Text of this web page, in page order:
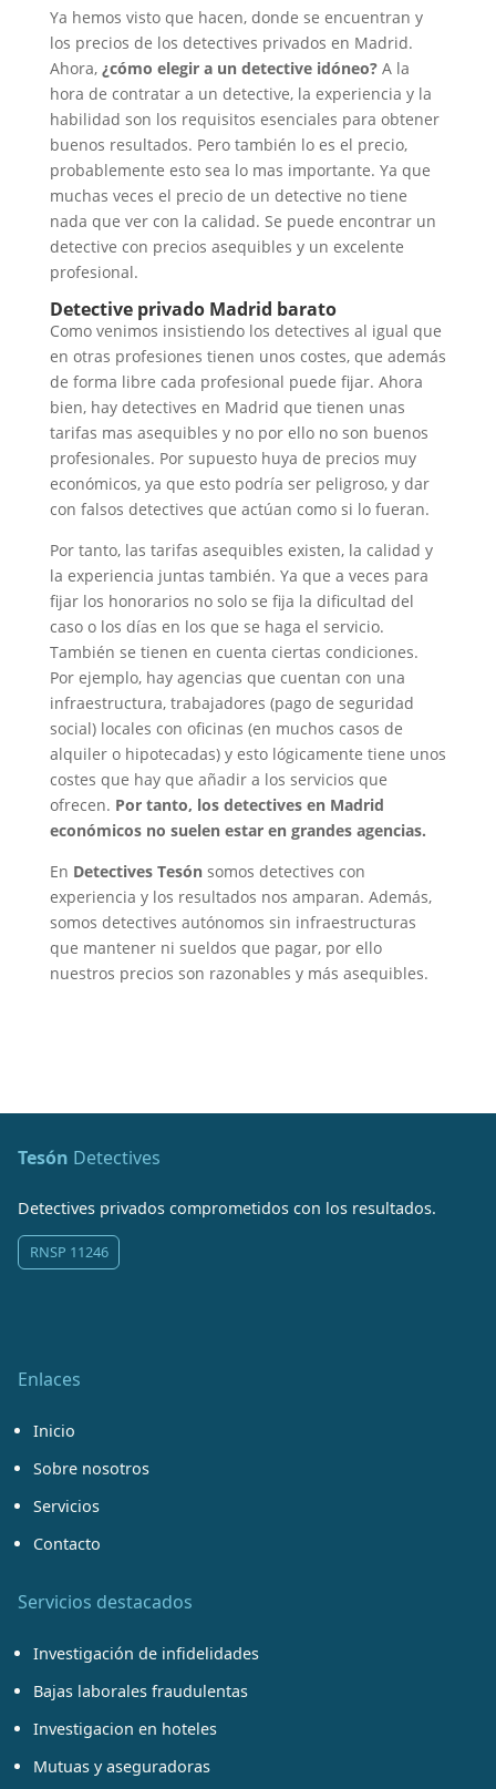
Ya hemos visto que hacen, donde se encuentran y
los precios de los detectives privados en Madrid.
Ahora, ¿cómo elegir a un detective idóneo? A la
hora de contratar a un detective, la experiencia y la
habilidad son los requisitos esenciales para obtener
buenos resultados. Pero también lo es el precio,
probablemente esto sea lo mas importante. Ya que
muchas veces el precio de un detective no tiene
nada que ver con la calidad. Se puede encontrar un
detective con precios asequibles y un excelente
profesional.
Detective privado Madrid barato
Como venimos insistiendo los detectives al igual que
en otras profesiones tienen unos costes, que además
de forma libre cada profesional puede fijar. Ahora
bien, hay detectives en Madrid que tienen unas
tarifas mas asequibles y no por ello no son buenos
profesionales. Por supuesto huya de precios muy
económicos, ya que esto podría ser peligroso, y dar
con falsos detectives que actúan como si lo fueran.
Por tanto, las tarifas asequibles existen, la calidad y
la experiencia juntas también. Ya que a veces para
fijar los honorarios no solo se fija la dificultad del
caso o los días en los que se haga el servicio.
También se tienen en cuenta ciertas condiciones.
Por ejemplo, hay agencias que cuentan con una
infraestructura, trabajadores (pago de seguridad
social) locales con oficinas (en muchos casos de
alquiler o hipotecadas) y esto lógicamente tiene unos
costes que hay que añadir a los servicios que
ofrecen. Por tanto, los detectives en Madrid
económicos no suelen estar en grandes agencias.
En Detectives Tesónsomos detectives con
experiencia y los resultados nos amparan. Además,
somos detectives autónomos sin infraestructuras
que mantener ni sueldos que pagar, por ello
nuestros precios son razonables y más asequibles.
Tesón Detectives
Detectives privados comprometidos con los resultados.
RNSP 11246
Enlaces
Inicio
Sobre nosotros
Servicios
Contacto
Servicios destacados
Investigación de infidelidades
Bajas laborales fraudulentas
Investigacion en hoteles
Mutuas y aseguradoras